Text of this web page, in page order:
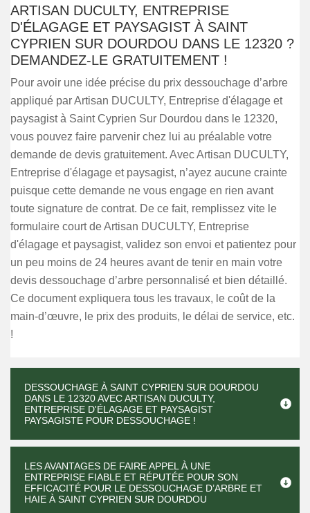
ARTISAN DUCULTY, ENTREPRISE
D'ÉLAGAGE ET PAYSAGIST À SAINT
CYPRIEN SUR DOURDOU DANS LE 12320 ?
DEMANDEZ-LE GRATUITEMENT !
Pour avoir une idée précise du prix dessouchage d’arbre
appliqué par Artisan DUCULTY, Entreprise d'élagage et
paysagist à Saint Cyprien Sur Dourdou dans le 12320,
vous pouvez faire parvenir chez lui au préalable votre
demande de devis gratuitement. Avec Artisan DUCULTY,
Entreprise d'élagage et paysagist, n’ayez aucune crainte
puisque cette demande ne vous engage en rien avant
toute signature de contrat. De ce fait, remplissez vite le
formulaire court de Artisan DUCULTY, Entreprise
d'élagage et paysagist, validez son envoi et patientez pour
un peu moins de 24 heures avant de tenir en main votre
devis dessouchage d’arbre personnalisé et bien détaillé.
Ce document expliquera tous les travaux, le coût de la
main-d’œuvre, le prix des produits, le délai de service, etc.
!
DESSOUCHAGE À SAINT CYPRIEN SUR DOURDOU
DANS LE 12320 AVEC ARTISAN DUCULTY,
ENTREPRISE D'ÉLAGAGE ET PAYSAGIST
PAYSAGISTE POUR DESSOUCHAGE !
LES AVANTAGES DE FAIRE APPEL À UNE
ENTREPRISE FIABLE ET RÉPUTÉE POUR SON
EFFICACITÉ POUR LE DESSOUCHAGE D’ARBRE ET
HAIE À SAINT CYPRIEN SUR DOURDOU